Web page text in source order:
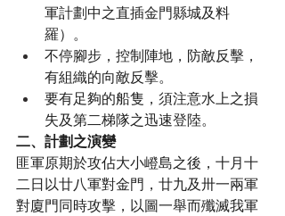
軍計劃中之直插金門縣城及料
羅）。
不停腳步，控制陣地，防敵反擊，
有組織的向敵反擊。
要有足夠的船隻，須注意水上之損
失及第二梯隊之迅速登陸。
二、計劃之演變
匪軍原期於攻佔大小嶝島之後，十月十
二日以廿八軍對金門，廿九及卅一兩軍
對廈門同時攻擊，以圖一舉而殲滅我軍